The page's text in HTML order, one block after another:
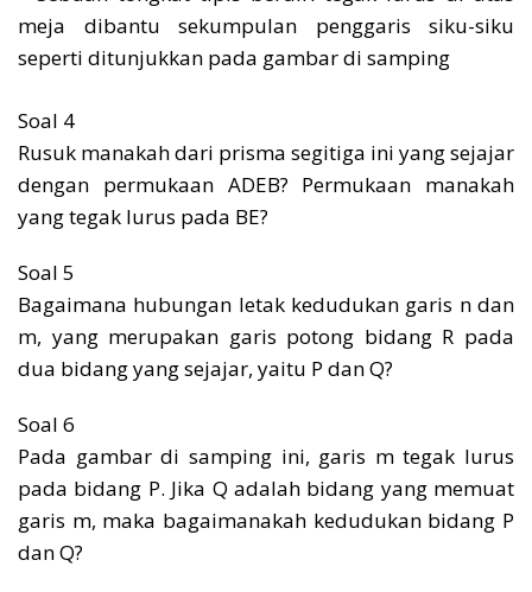
Soal 4
Rusuk manakah dari prisma segitiga ini yang sejajar
dengan permukaan ADEB? Permukaan manakah
yang tegak lurus pada BE?
Soal 5
Bagaimana hubungan letak kedudukan garis n dan
m, yang merupakan garis potong bidang R pada
dua bidang yang sejajar, yaitu P dan Q?
Soal 6
Pada gambar di samping ini, garis m tegak lurus
pada bidang P. Jika Q adalah bidang yang memuat
garis m, maka bagaimanakah kedudukan bidang P
dan Q?